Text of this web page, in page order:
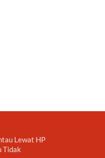
Lewat HP
Tidak